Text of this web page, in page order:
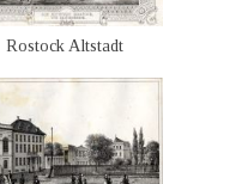
Rostock Altstadt